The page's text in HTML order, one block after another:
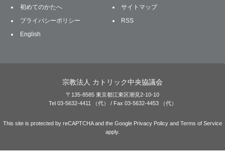
初めてのかたへ
サイトマップ
プライバシーポリシー
RSS
English
宗教法人 カトリック中央協議会
〒135-8585 東京都江東区潮見2-10-10
Tel 03-5632-4411 （代） / Fax 03-5632-4453 （代）
This site is protected by reCAPTCHA and the Google Privacy Policy and Terms of Service
apply.